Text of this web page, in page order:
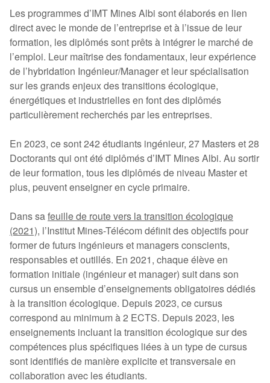
Les programmes d’IMT Mines Albi sont élaborés en lien
direct avec le monde de l’entreprise et à l’issue de leur
formation, les diplômés sont prêts à intégrer le marché de
l’emploi. Leur maîtrise des fondamentaux, leur expérience
de l’hybridation Ingénieur/Manager et leur spécialisation
sur les grands enjeux des transitions écologique,
énergétiques et industrielles en font des diplômés
particulièrement recherchés par les entreprises.
En 2023, ce sont 242 étudiants ingénieur, 27 Masters et 28
Doctorants qui ont été diplômés d’IMT Mines Albi. Au sortir
de leur formation, tous les diplômés de niveau Master et
plus, peuvent enseigner en cycle primaire.
Dans safeuille de route vers la transition écologique
(2021), l’Institut Mines-Télécom définit des objectifs pour
former de futurs ingénieurs et managers conscients,
responsables et outillés. En 2021, chaque élève en
formation initiale (ingénieur et manager) suit dans son
cursus un ensemble d’enseignements obligatoires dédiés
à la transition écologique. Depuis 2023, ce cursus
correspond au minimum à 2 ECTS. Depuis 2023, les
enseignements incluant la transition écologique sur des
compétences plus spécifiques liées à un type de cursus
sont identifiés de manière explicite et transversale en
collaboration avec les étudiants.